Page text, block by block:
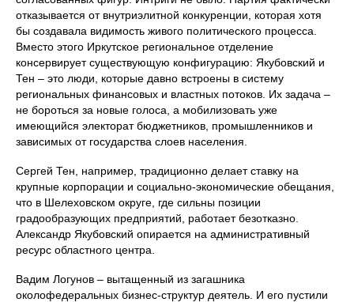
отказывается от внутриэлитной конкуренции, которая хотя
бы создавала видимость живого политического процесса.
Вместо этого Иркутское региональное отделение
консервирует существующую конфигурацию: Якубовский и
Тен – это люди, которые давно встроены в систему
региональных финансовых и властных потоков. Их задача –
не бороться за новые голоса, а мобилизовать уже
имеющийся электорат бюджетников, промышленников и
зависимых от государства слоев населения.
Сергей Тен, например, традиционно делает ставку на
крупные корпорации и социально-экономические обещания,
что в Шелеховском округе, где сильны позиции
градообразующих предприятий, работает безотказно.
Александр Якубовский опирается на административный
ресурс областного центра.
Вадим Логунов – вытащенный из загашника
околофедеральных бизнес-структур деятель. И его пустили